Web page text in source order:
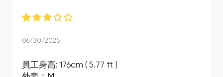
06/30/2025
員工身高: 176cm ( 5.77 ft )